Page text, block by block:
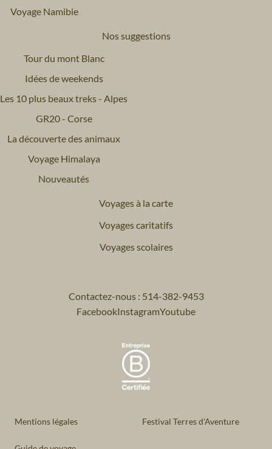
Voyage Namibie
Nos suggestions
Tour du mont Blanc
Idées de weekends
Les 10 plus beaux treks - Alpes
GR20 - Corse
La découverte des animaux
Voyage Himalaya
Nouveautés
Voyages à la carte
Voyages caritatifs
Voyages scolaires
Contactez-nous : 514-382-9453
FacebookInstagramYoutube
Mentions légales Festival Terres d'Aventure